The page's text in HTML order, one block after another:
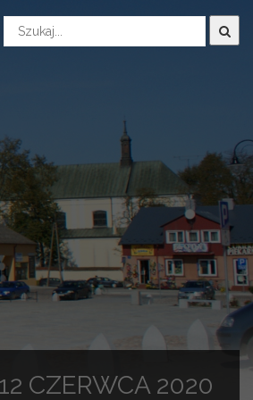
Wyszukaj
CZERWCA 2020